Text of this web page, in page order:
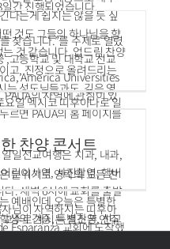
다는게 쉽지는 않을 듯 싶
것도 그들의 하나님을 향
것 같습니다. 업드림 찬양
고, 진정으로 올려드리는
는 성도님들과도 깊은 영
분위기로 영락의 모든 찬
간 진행되었습니다.
찾습니다.”를 주제로 열렸
,고등학교 및 대학교 선교
America Universities
의 사역에 관심이 있
르면 PAUA의 홈 페이지를
생의 간증, 특별찬양, 선교
회장 목사의 메시지, 선교
일 멕시코 띠후아나로 일
일선교여행은 치과, 내과,
린이사역, 사진촬영, 햄버
. 새벽 6시에 교회를 출발
님이 사역하시는 띠후아
Esparanza 교회에 도착했
찬양 콘서트
예배인데 오늘은 특별한
수로 계시는 색소폰 연주